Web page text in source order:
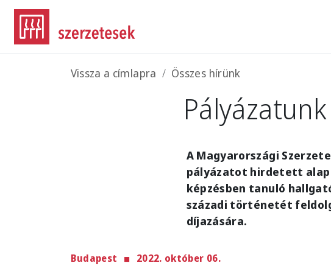
Ugrás a tartalomra
Morzsa
Vissza a címlapra Összes hírünk
A Magyarországi
pályázatot hirdetett
képzésben tanuló
századi történetét
díjazására.
Budapest 2022. október 06.